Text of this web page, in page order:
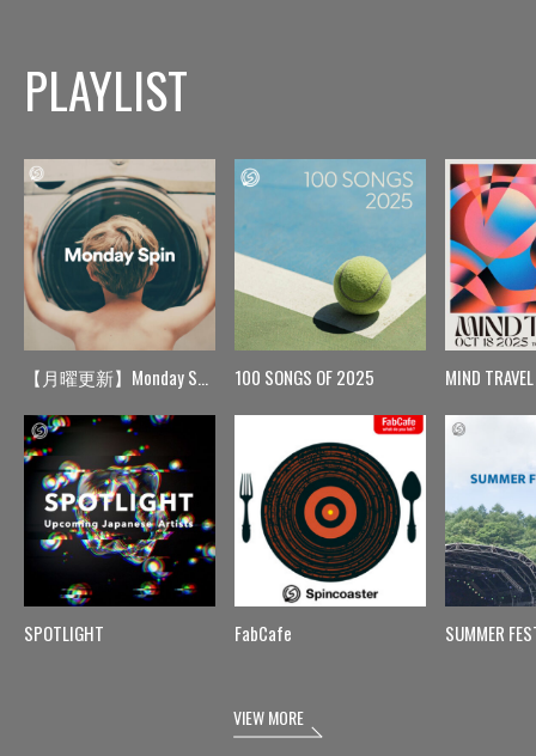
PLAYLIST
【月曜更新】Monday Spin
SPOTLIGHT
100 SONGS OF 2025
FabCafe
MIND TRAVEL
SUMMER
VIEW MORE